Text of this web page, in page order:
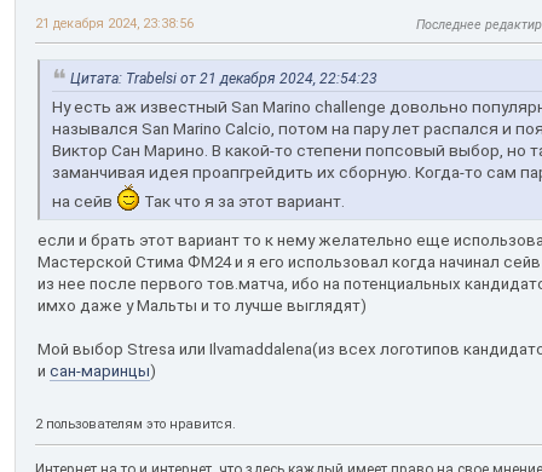
21 декабря 2024, 23:38:56 Последнее
Цитата: Trabelsi от 21 декабря 2024, 22:54:23
Ну есть аж известный San Marino challenge довольно
назывался San Marino Calcio, потом на пару лет распался и
Виктор Сан Марино. В какой-то степени попсовый выбор, но
заманчивая идея проапгрейдить их сборную. Когда-то сам
на сейв
Так что я за этот вариант.
если и брать этот вариант то к нему желательно еще
Мастерской Стима ФМ24 и я его использовал когда начинал
из нее после первого тов.матча, ибо на потенциальных
имхо даже у Мальты и то лучше выглядят)
Мой выбор Stresa или Ilvamaddalena(из всех логотипов
и сан-маринцы)
2 пользователям это нравится.